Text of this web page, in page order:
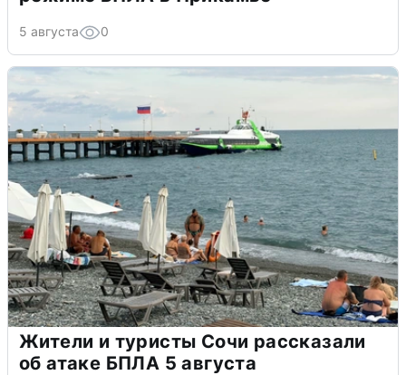
5 августа 0
Жители и туристы Сочи рассказали
об атаке БПЛА 5 августа